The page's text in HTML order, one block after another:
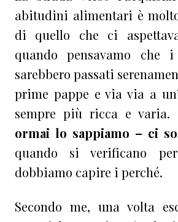
abitudini alimentari è
di quello che ci
quando pensavamo che
sarebbero passati
prime pappe e via via a
sempre più ricca e varia.
ormai lo sappiamo – ci
quando si verificano
dobbiamo capire i perché.
Secondo me, una volta